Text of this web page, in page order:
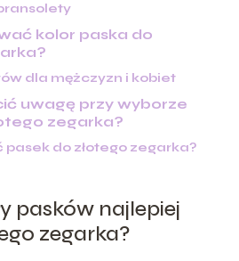
kolor paska do
dla mężczyzn i kobiet
uwagę przy wyborze
zegarka?
pasek do złotego zegarka?
pasków najlepiej
zegarka?